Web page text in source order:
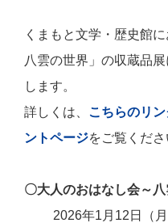
くまもと文学・歴史館
八雲の世界」の収蔵品
します。
詳しくは、 こちらのリ
ントページをご覧くださ
〇大人のおはなし会～
2026年1月12日（月